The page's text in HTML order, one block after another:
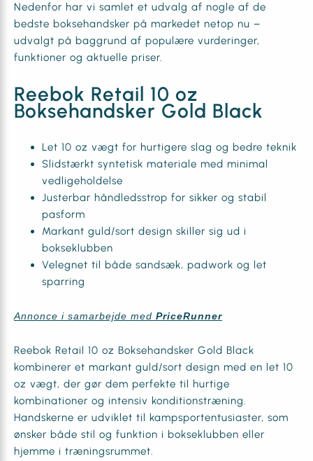
Nedenfor har vi samlet et udvalg af nogle af de
bedste boksehandsker på markedet netop nu –
udvalgt på baggrund af populære vurderinger,
funktioner og aktuelle priser.
Reebok Retail 10 oz
Boksehandsker Gold Black
Let 10 oz vægt for hurtigere slag og bedre teknik
Slidstærkt syntetisk materiale med minimal
vedligeholdelse
Justerbar håndledsstrop for sikker og stabil
pasform
Markant guld/sort design skiller sig ud i
bokseklubben
Velegnet til både sandsæk, padwork og let
sparring
Annonce i samarbejde med PriceRunner
Reebok Retail 10 oz Boksehandsker Gold Black
kombinerer et markant guld/sort design med en let 10
oz vægt, der gør dem perfekte til hurtige
kombinationer og intensiv konditionstræning.
Handskerne er udviklet til kampsportentusiaster, som
ønsker både stil og funktion i bokseklubben eller
hjemme i træningsrummet.